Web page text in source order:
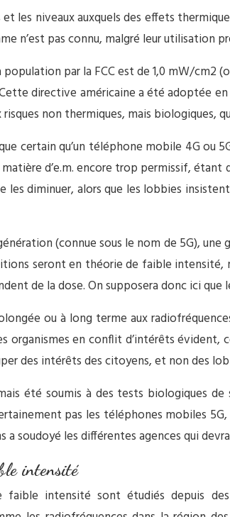
les niveaux auxquels des effets
n’est pas connu, malgré leur utilisation
par la FCC est de 1,0 mW/cm2
directive américaine a été adoptée
non thermiques, mais biologiques,
certain qu’un téléphone mobile 4G
d’e.m. encore trop permissif,
diminuer, alors que les lobbies
(connue sous le nom de 5G),
seront en théorie de faible
de la dose. On supposera donc ici
ou à long terme aux
organismes en conflit d’intérêts
des intérêts des citoyens, et non des
été soumis à des tests biologiques
pas les téléphones mobiles
soudoyé les différentes agences qui
intensité
intensité sont étudiés depuis